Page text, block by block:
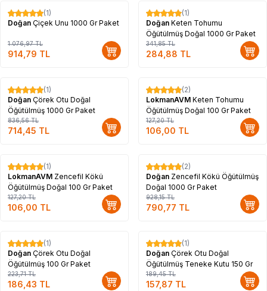
%15
(1)
Doğan Çiçek Unu 1000 Gr Paket
1.076,97TL
914,79 TL
%17
(1)
Doğan Keten Tohumu
Öğütülmüş Doğal 1000 Gr Paket
341,85TL
284,88 TL
%15
(1)
Doğan Çörek Otu Doğal
Öğütülmüş 1000 Gr Paket
836,56TL
714,45 TL
%17
(2)
LokmanAVM Keten Tohumu
Öğütülmüş Doğal 100 Gr Paket
127,20TL
106,00 TL
%17
(1)
LokmanAVM Zencefil Kökü
Öğütülmüş Doğal 100 Gr Paket
127,20TL
106,00 TL
%15
(2)
Doğan Zencefil Kökü Öğütülmüş
Doğal 1000 Gr Paket
928,15TL
790,77 TL
%17
(1)
Doğan Çörek Otu Doğal
Öğütülmüş 100 Gr Paket
223,71TL
186,43 TL
%17
(1)
Doğan Çörek Otu Doğal
Öğütülmüş Teneke Kutu 150 Gr
189,45TL
157,87 TL